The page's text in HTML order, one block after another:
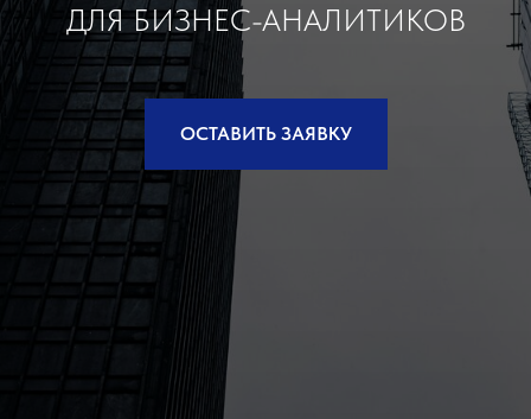
ДЛЯ БИЗНЕС-АНАЛИТИКОВ
ОСТАВИТЬ ЗАЯВКУ